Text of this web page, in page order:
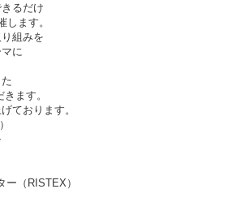
るだけ
ます。
組みを
に
ます。
ております。
（RISTEX）